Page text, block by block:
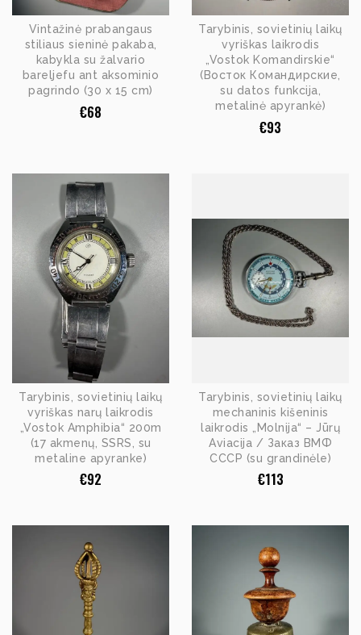
Vintažinė prabangaus
stiliaus sieninė pakaba,
kabykla su žalvario
bareljefu ant aksominio
pagrindo (30 x 15 cm)
€68
Tarybinis, sovietinių laikų
vyriškas laikrodis
„Vostok Komandirskie“
(Восток Командирские,
su datos funkcija,
metalinė apyrankė)
€93
Tarybinis, sovietinių laikų
vyriškas narų laikrodis
„Vostok Amphibia“ 200m
(17 akmenų, SSRS, su
metaline apyranke)
€92
Tarybinis, sovietinių laikų
mechaninis kišeninis
laikrodis „Molnija“ – Jūrų
Aviacija / Заказ ВМФ
СССР (su grandinėle)
€113